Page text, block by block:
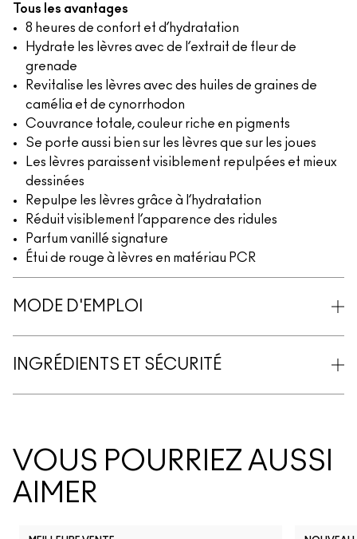
Tous les avantages
8 heures de confort et d’hydratation
Hydrate les lèvres avec de l’extrait de fleur de
grenade
Revitalise les lèvres avec des huiles de graines de
camélia et de cynorrhodon
Couvrance totale, couleur riche en pigments
Se porte aussi bien sur les lèvres que sur les joues
Les lèvres paraissent visiblement repulpées et mieux
dessinées
Repulpe les lèvres grâce à l’hydratation
Réduit visiblement l’apparence des ridules
Parfum vanillé signature
Étui de rouge à lèvres en matériau PCR
MODE D'EMPLOI
INGRÉDIENTS ET SÉCURITÉ
VOUS POURRIEZ AUSSI
AIMER